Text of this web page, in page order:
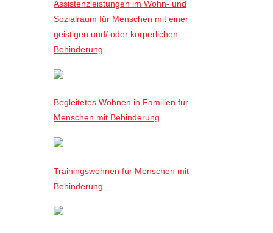
Assistenzleistungen im Wohn- und
Sozialraum für Menschen mit einer
geistigen und/ oder körperlichen
Behinderung
Begleitetes Wohnen in Familien für
Menschen mit Behinderung
Trainingswohnen für Menschen mit
Behinderung